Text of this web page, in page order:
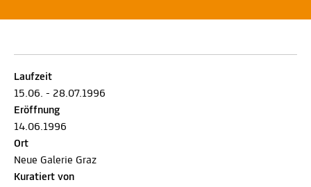
Laufzeit
15.06. - 28.07.1996
Eröffnung
14.06.1996
Ort
Neue Galerie Graz
Kuratiert von